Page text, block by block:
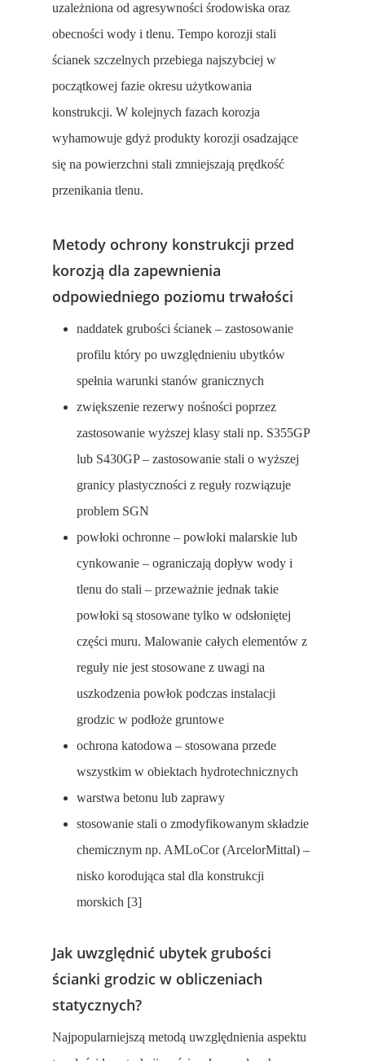
uzależniona od agresywności środowiska oraz
obecności wody i tlenu. Tempo korozji stali
ścianek szczelnych przebiega najszybciej w
początkowej fazie okresu użytkowania
konstrukcji. W kolejnych fazach korozja
wyhamowuje gdyż produkty korozji osadzające
się na powierzchni stali zmniejszają prędkość
przenikania tlenu.
Metody ochrony konstrukcji przed
korozją dla zapewnienia
odpowiedniego poziomu trwałości
naddatek grubości ścianek – zastosowanie
profilu który po uwzględnieniu ubytków
spełnia warunki stanów granicznych
zwiększenie rezerwy nośności poprzez
zastosowanie wyższej klasy stali np. S355GP
lub S430GP – zastosowanie stali o wyższej
granicy plastyczności z reguły rozwiązuje
problem SGN
powłoki ochronne – powłoki malarskie lub
cynkowanie – ograniczają dopływ wody i
tlenu do stali – przeważnie jednak takie
powłoki są stosowane tylko w odsłoniętej
części muru. Malowanie całych elementów z
reguły nie jest stosowane z uwagi na
uszkodzenia powłok podczas instalacji
grodzic w podłoże gruntowe
ochrona katodowa – stosowana przede
wszystkim w obiektach hydrotechnicznych
warstwa betonu lub zaprawy
stosowanie stali o zmodyfikowanym składzie
chemicznym np. AMLoCor (ArcelorMittal) –
nisko korodująca stal dla konstrukcji
morskich [3]
Jak uwzględnić ubytek grubości
ścianki grodzic w obliczeniach
statycznych?
Najpopularniejszą metodą uwzględnienia aspektu